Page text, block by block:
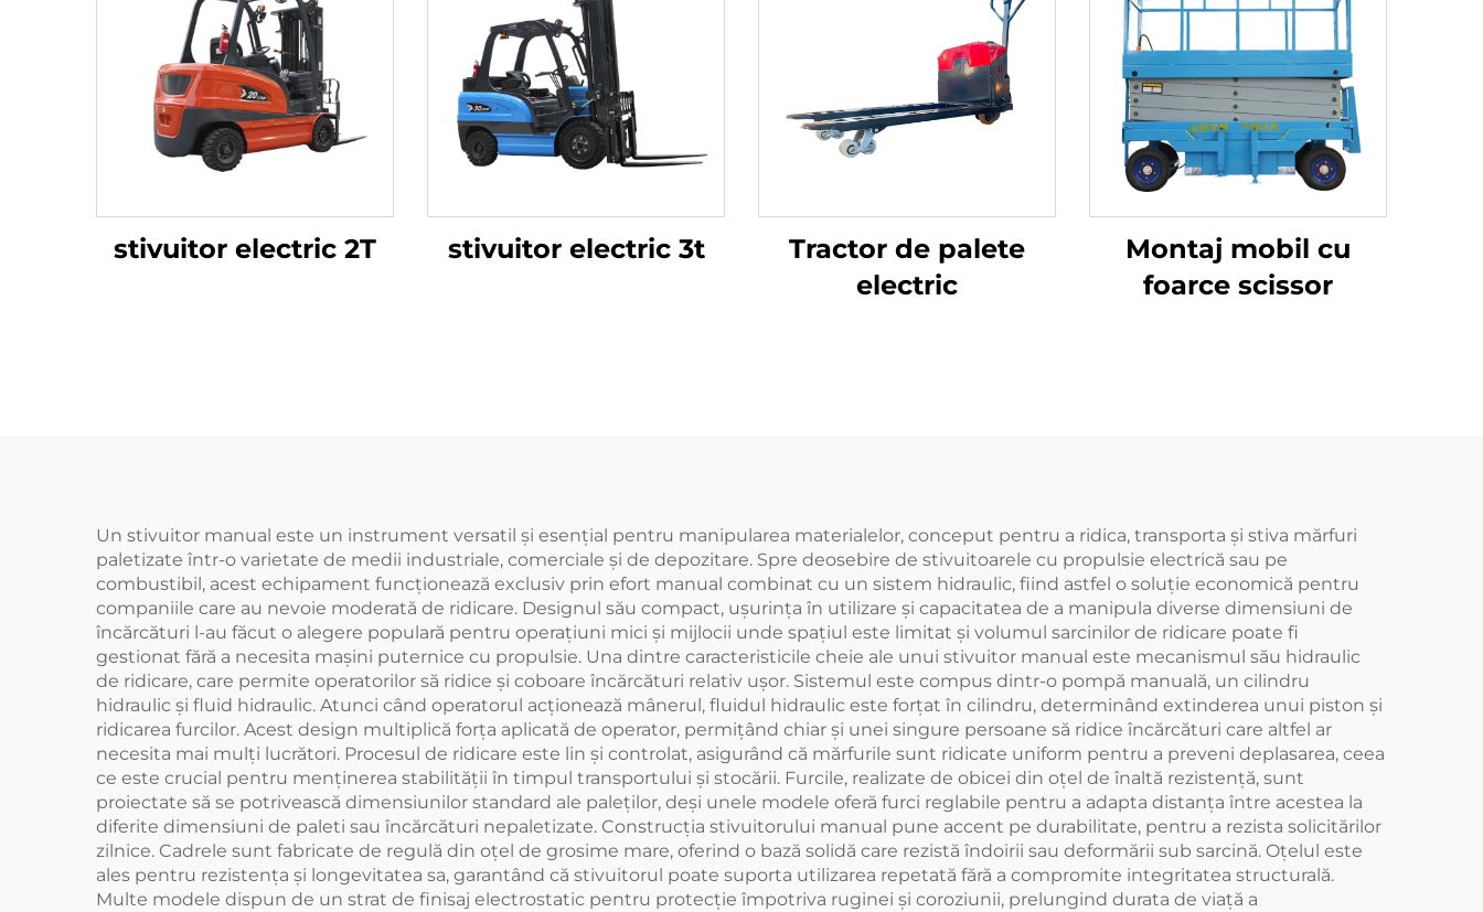
stivuitor electric 2T stivuitor electric 3t
Tractor de palete
electric
Montaj mobil cu
foarce scissor
Un stivuitor manual este un instrument versatil și esențial pentru manipularea materialelor, conceput pentru a ridica, transporta și stiva mărfuri
paletizate într-o varietate de medii industriale, comerciale și de depozitare. Spre deosebire de stivuitoarele cu propulsie electrică sau pe
combustibil, acest echipament funcționează exclusiv prin efort manual combinat cu un sistem hidraulic, fiind astfel o soluție economică pentru
companiile care au nevoie moderată de ridicare. Designul său compact, ușurința în utilizare și capacitatea de a manipula diverse dimensiuni de
încărcături l-au făcut o alegere populară pentru operațiuni mici și mijlocii unde spațiul este limitat și volumul sarcinilor de ridicare poate fi
gestionat fără a necesita mașini puternice cu propulsie. Una dintre caracteristicile cheie ale unui stivuitor manual este mecanismul său hidraulic
de ridicare, care permite operatorilor să ridice și coboare încărcături relativ ușor. Sistemul este compus dintr-o pompă manuală, un cilindru
hidraulic și fluid hidraulic. Atunci când operatorul acționează mânerul, fluidul hidraulic este forțat în cilindru, determinând extinderea unui piston și
ridicarea furcilor. Acest design multiplică forța aplicată de operator, permițând chiar și unei singure persoane să ridice încărcături care altfel ar
necesita mai mulți lucrători. Procesul de ridicare este lin și controlat, asigurând că mărfurile sunt ridicate uniform pentru a preveni deplasarea, ceea
ce este crucial pentru menținerea stabilității în timpul transportului și stocării. Furcile, realizate de obicei din oțel de înaltă rezistență, sunt
proiectate să se potrivească dimensiunilor standard ale paleților, deși unele modele oferă furci reglabile pentru a adapta distanța între acestea la
diferite dimensiuni de paleti sau încărcături nepaletizate. Construcția stivuitorului manual pune accent pe durabilitate, pentru a rezista solicitărilor
zilnice. Cadrele sunt fabricate de regulă din oțel de grosime mare, oferind o bază solidă care rezistă îndoirii sau deformării sub sarcină. Oțelul este
ales pentru rezistența și longevitatea sa, garantând că stivuitorul poate suporta utilizarea repetată fără a compromite integritatea structurală.
Multe modele dispun de un strat de finisaj electrostatic pentru protecție împotriva ruginei și coroziunii, prelungind durata de viață a